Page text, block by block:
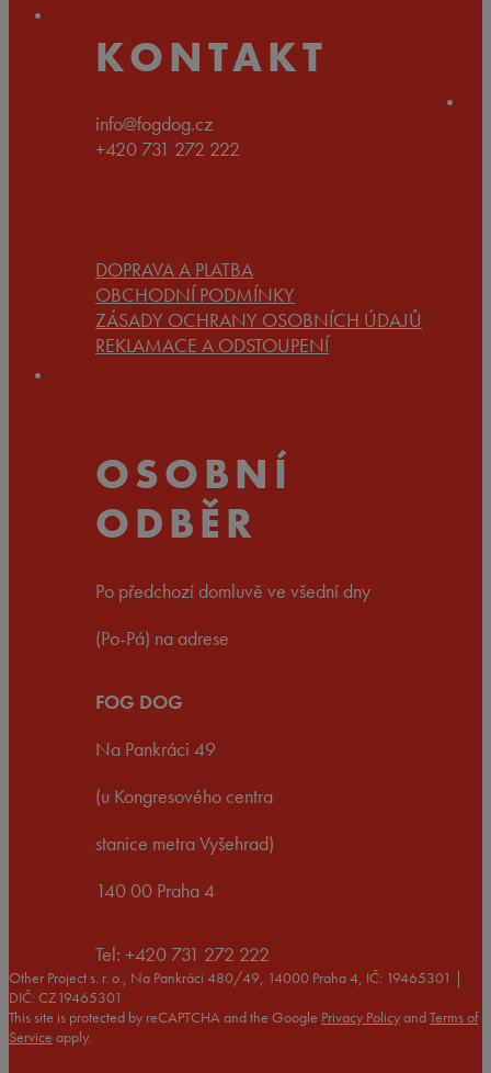
KONTAKT
info@fogdog.cz
+420 731 272 222
DOPRAVA A PLATBA
OBCHODNÍ PODMÍNKY
ZÁSADY OCHRANY OSOBNÍCH ÚDAJŮ
REKLAMACE A ODSTOUPENÍ
OSOBNÍ
ODBĚR
Po předchozí domluvě ve všední dny
(Po-Pá) na adrese
FOG DOG
Na Pankráci 49
(u Kongresového centra
stanice metra Vyšehrad)
140 00 Praha 4
Tel: +420 731 272 222
Other Project s. r. o., Na Pankráci 480/49, 14000 Praha 4, IČ: 19465301 |
DIČ: CZ19465301
This site is protected by reCAPTCHA and the Google Privacy PolicyandTerms of
Service apply.